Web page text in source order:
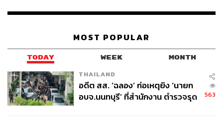
อดีตกองกลางผู้อยู่ในยุค ‘The Invincibles’ แชมป์พรีเมียร์ลีก
MOST POPULAR
TODAY WEEK MONTH
THAILAND
อดีต สส. ‘ฉลอง’ ก่อเหตุยิง ‘นายก
อบจ.นนทบุรี’ ที่สำนักงาน ตำรวจรุด
563